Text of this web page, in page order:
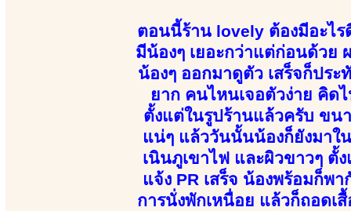
ตอนนี้ร้าน lovely ต้องมีอะไ
มีน้องๆ เยอะกว่าแต่ก่อนด้วย
น้องๆ ออกมาดูตัว เสร็จก็ปร
ยาก คนไหนเจอตัวง่าย คิด
ตั้งแต่ในรูปร้านแล้วครับ ขน
แน่ๆ แล้ววันนั้นน้องก็ยังมาใ
เนินภูเขาไฟ และผิวขาวๆ ตั้
แจ้ง PR เสร็จ น้องพร้อมก็พ
การนั่งพักเหนื่อย แล้วก็ถอดเ